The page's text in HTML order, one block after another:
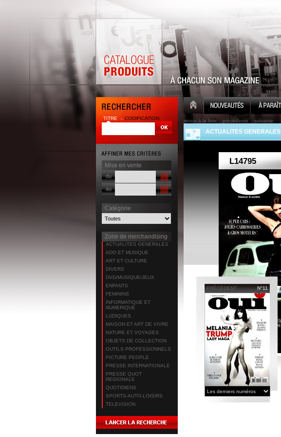
TITRE CODIFICATION
Mise en vente
du
au
Catégorie
Zone de merchandising
ACTUALITES GENERALES
ADO ET MUSIQUE
ART ET CULTURE
DIVERS
DVD/MUSIQUE/JEUX
ENFANTS
FEMININS
INFORMATIQUE ET
NUMERIQUE
LUDIQUES
MAISON ET ART DE VIVRE
NATURE ET VOYAGES
OBJETS DE COLLECTION
OUTILS PROFESSIONNELS
PICTURE PEOPLE
PRESSE INTERNATIONALE
PRESSE QUOT
REGIONALE
QUOTIDIENS
SPORTS-AUTO-LOISIRS
TELEVISION
retour à la liste | précédente | suivante
ACTUALITES GENERALES
PRÉCÉDENT N°11